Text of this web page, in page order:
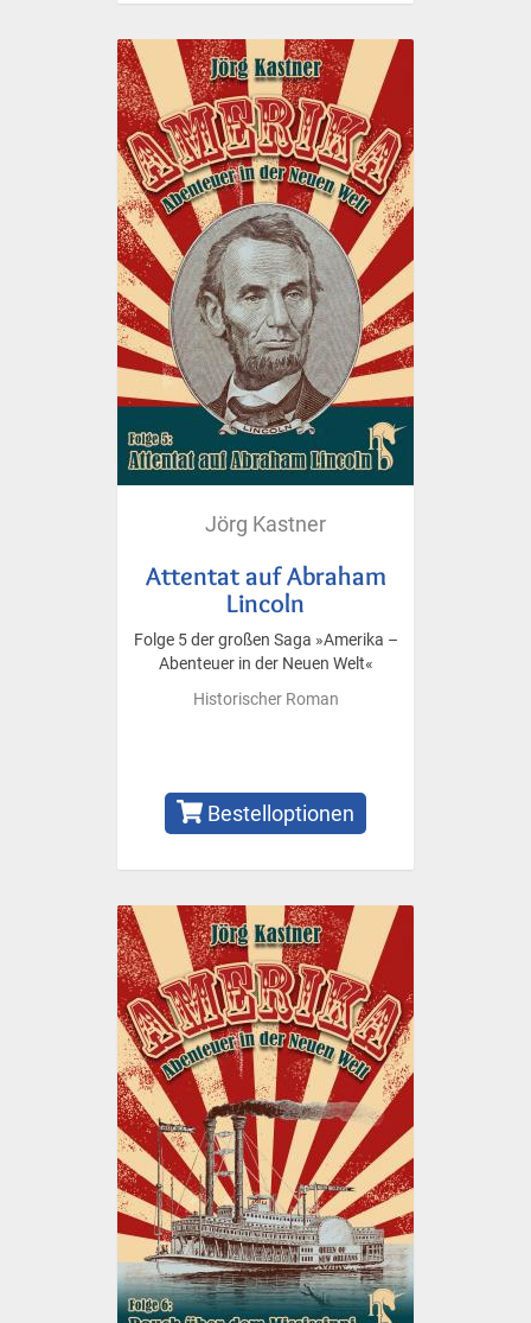
Jörg Kastner
Attentat auf Abraham
Lincoln
Folge 5 der großen Saga »Amerika –
Abenteuer in der Neuen Welt«
Historischer Roman
Bestelloptionen